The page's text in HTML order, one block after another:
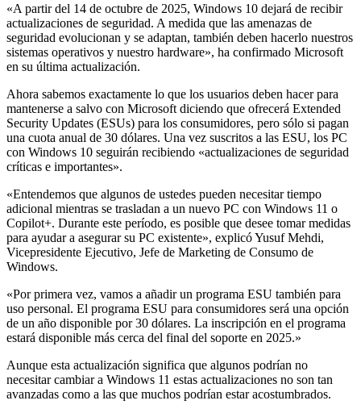
«A partir del 14 de octubre de 2025, Windows 10 dejará de recibir
actualizaciones de seguridad. A medida que las amenazas de
seguridad evolucionan y se adaptan, también deben hacerlo nuestros
sistemas operativos y nuestro hardware», ha confirmado Microsoft
en su última actualización.
Ahora sabemos exactamente lo que los usuarios deben hacer para
mantenerse a salvo con Microsoft diciendo que ofrecerá Extended
Security Updates (ESUs) para los consumidores, pero sólo si pagan
una cuota anual de 30 dólares. Una vez suscritos a las ESU, los PC
con Windows 10 seguirán recibiendo «actualizaciones de seguridad
críticas e importantes».
«Entendemos que algunos de ustedes pueden necesitar tiempo
adicional mientras se trasladan a un nuevo PC con Windows 11 o
Copilot+. Durante este período, es posible que desee tomar medidas
para ayudar a asegurar su PC existente», explicó Yusuf Mehdi,
Vicepresidente Ejecutivo, Jefe de Marketing de Consumo de
Windows.
«Por primera vez, vamos a añadir un programa ESU también para
uso personal. El programa ESU para consumidores será una opción
de un año disponible por 30 dólares. La inscripción en el programa
estará disponible más cerca del final del soporte en 2025.»
Aunque esta actualización significa que algunos podrían no
necesitar cambiar a Windows 11 estas actualizaciones no son tan
avanzadas como a las que muchos podrían estar acostumbrados.